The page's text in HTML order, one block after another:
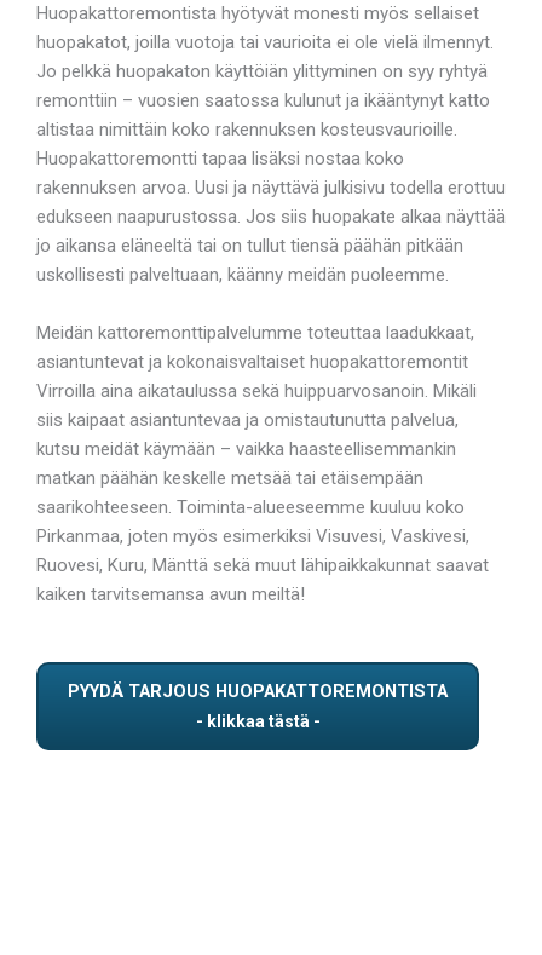
Huopakattoremontista hyötyvät monesti myös sellaiset
huopakatot, joilla vuotoja tai vaurioita ei ole vielä ilmennyt.
Jo pelkkä huopakaton käyttöiän ylittyminen on syy ryhtyä
remonttiin – vuosien saatossa kulunut ja ikääntynyt katto
altistaa nimittäin koko rakennuksen kosteusvaurioille.
Huopakattoremontti tapaa lisäksi nostaa koko
rakennuksen arvoa. Uusi ja näyttävä julkisivu todella erottuu
edukseen naapurustossa. Jos siis huopakate alkaa näyttää
jo aikansa eläneeltä tai on tullut tiensä päähän pitkään
uskollisesti palveltuaan, käänny meidän puoleemme.
Meidän kattoremonttipalvelumme toteuttaa laadukkaat,
asiantuntevat ja kokonaisvaltaiset huopakattoremontit
Virroilla aina aikataulussa sekä huippuarvosanoin. Mikäli
siis kaipaat asiantuntevaa ja omistautunutta palvelua,
kutsu meidät käymään – vaikka haasteellisemmankin
matkan päähän keskelle metsää tai etäisempään
saarikohteeseen. Toiminta-alueeseemme kuuluu koko
Pirkanmaa, joten myös esimerkiksi Visuvesi, Vaskivesi,
Ruovesi, Kuru, Mänttä sekä muut lähipaikkakunnat saavat
kaiken tarvitsemansa avun meiltä!
PYYDÄ TARJOUS HUOPAKATTOREMONTISTA